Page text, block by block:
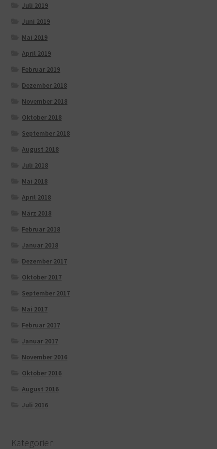
Juli 2019
Juni 2019
Mai 2019
April 2019
Februar 2019
Dezember 2018
November 2018
Oktober 2018
September 2018
August 2018
Juli 2018
Mai 2018
April 2018
März 2018
Februar 2018
Januar 2018
Dezember 2017
Oktober 2017
September 2017
Mai 2017
Februar 2017
Januar 2017
November 2016
Oktober 2016
August 2016
Juli 2016
Kategorien